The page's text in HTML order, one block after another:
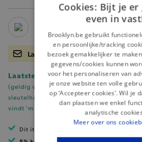
Laat me weten wanneer er terug
Laatste stuks! Shop nu met 50%
(geldig vanaf 2 gemarkeerde stuks. Tip:
sleutelhanger (t.w.v. €0.50)toe en
vindt 'm hier!
Dit item is betaalbaar met Ecocheques
Cookies: Bijt je er
even in
Brooklyn.be gebruikt
en persoonlijke/tracking
bezoek gemakkelijker te
gegevens/cookies kunnen
voor het personaliseren van
je onze website ten volle
op ‘Accepteer cookies’. Wil je
dan plaatsen we enkel
analytische
Meer over ons